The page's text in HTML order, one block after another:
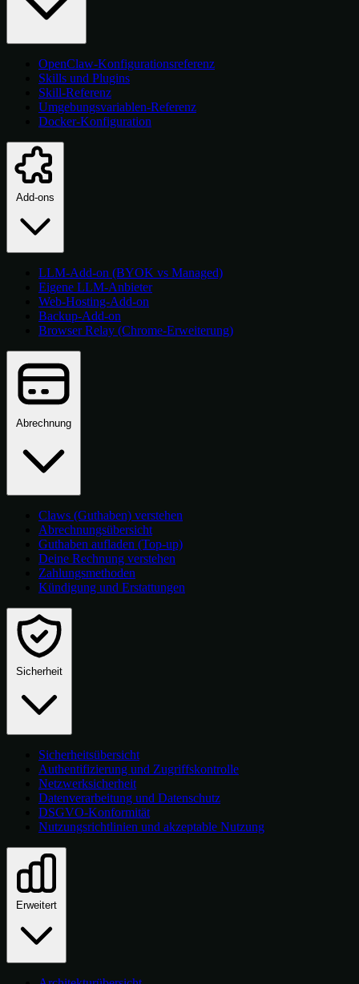
OpenClaw-Konfigurationsreferenz
Skills und Plugins
Skill-Referenz
Umgebungsvariablen-Referenz
Docker-Konfiguration
Add-ons
LLM-Add-on (BYOK vs Managed)
Eigene LLM-Anbieter
Web-Hosting-Add-on
Backup-Add-on
Browser Relay (Chrome-Erweiterung)
Abrechnung
Claws (Guthaben) verstehen
Abrechnungsübersicht
Guthaben aufladen (Top-up)
Deine Rechnung verstehen
Zahlungsmethoden
Kündigung und Erstattungen
Sicherheit
Sicherheitsübersicht
Authentifizierung und Zugriffskontrolle
Netzwerksicherheit
Datenverarbeitung und Datenschutz
DSGVO-Konformität
Nutzungsrichtlinien und akzeptable Nutzung
Erweitert